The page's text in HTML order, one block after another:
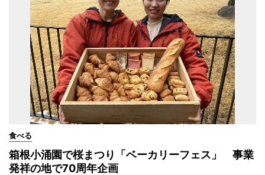
食べる
箱根小涌園で桜まつり「ベーカリーフェス」 事業
発祥の地で70周年企画